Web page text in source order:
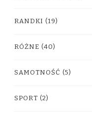
RANDKI (19)
RÓŻNE (40)
SAMOTNOŚĆ (5)
SPORT (2)